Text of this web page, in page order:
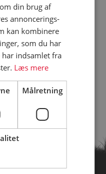
din brug af
annoncerings-
kan kombinere
som du har
indsamlet fra
Læs mere
Målretning